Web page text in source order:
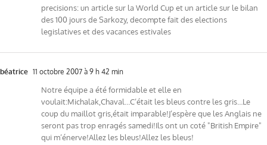
precisions: un article sur la World Cup et un article sur le bilan
des 100 jours de Sarkozy, decompte fait des elections
legislatives et des vacances estivales
béatrice 11 octobre 2007 à 9 h 42 min
Notre équipe a été formidable et elle en
voulait:Michalak,Chaval…C’était les bleus contre les gris…Le
coup du maillot gris,était imparable!J’espère que les Anglais ne
seront pas trop enragés samedi!Ils ont un coté "British Empire"
qui m’énerve!Allez les bleus!Allez les bleus!